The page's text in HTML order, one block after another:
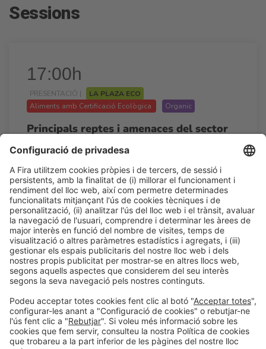
Sessions
17:00h
PRESENTACIÓ |
LA PLAZA ECO
Aliments amb Certificació Ecològica
Organic
Principals reptes i amenaces del sector
de l’alimentació ecològica a Catalunya
Dc 25 17:00h - 18:00h
La Plaza Eco
Accés lliure
LLegir més